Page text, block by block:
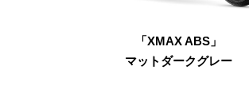
「XMAX ABS」
マットダークグレー